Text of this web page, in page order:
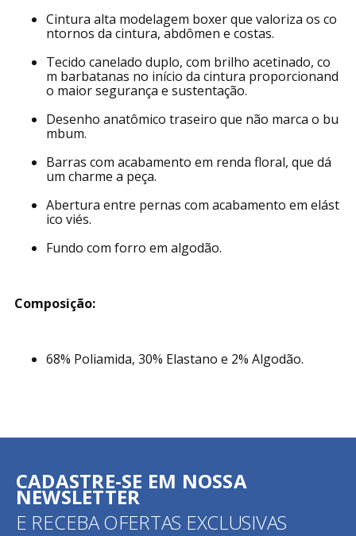
Cintura alta modelagem boxer que valoriza os co
ntornos da cintura, abdômen e costas.
Tecido canelado duplo, com brilho acetinado, co
m barbatanas no início da cintura proporcionand
o maior segurança e sustentação.
Desenho anatômico traseiro que não marca o bu
mbum.
Barras com acabamento em renda floral, que dá
um charme a peça.
Abertura entre pernas com acabamento em elást
ico viés.
Fundo com forro em algodão.
Composição:
68% Poliamida, 30% Elastano e 2% Algodão.
CADASTRE-SE EM NOSSA
NEWSLETTER
E RECEBA OFERTAS EXCLUSIVAS